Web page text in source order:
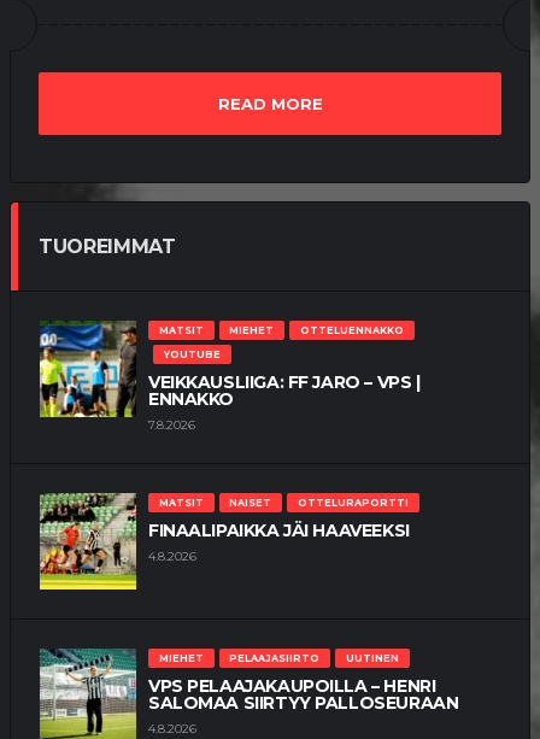
READ MORE
TUOREIMMAT
MATSIT MIEHET
OTTELUENNAKKO
YOUTUBE
VEIKKAUSLIIGA: FF JARO – VPS |
ENNAKKO
7.8.2026
MATSIT NAISET OTTELURAPORTTI
FINAALIPAIKKA JÄI HAAVEEKSI
4.8.2026
MIEHET PELAAJASIIRTO UUTINEN
VPS PELAAJAKAUPOILLA – HENRI
SALOMAA SIIRTYY PALLOSEURAAN
4.8.2026